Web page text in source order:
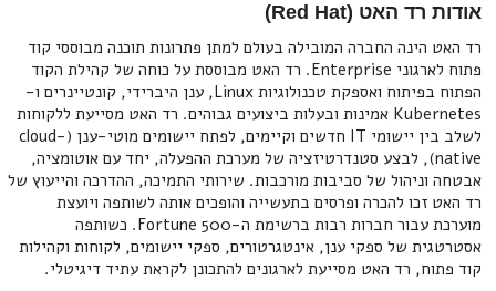
אודות רד האט (Red Hat)
רד האט הינה החברה המובילה בעולם למתן פתרונות תוכנה מבוססי קוד
פתוח לארגוני Enterprise. רד האט מבוססת על כוחה של קהילת הקוד
הפתוח בפיתוח ואספקת טכנולוגיות Linux, ענן היברידי, קונטיינרים ו-
Kubernetes אמינות ובעלות ביצועים גבוהים. רד האט מסייעת ללקוחות
לשלב בין יישומי IT חדשים וקיימים, לפתח יישומים מוטי-ענן (cloud-
native), לבצע סטנדרטיזציה של מערכת ההפעלה, יחד עם אוטומציה,
אבטחה וניהול של סביבות מורכבות. שירותי התמיכה, ההדרכה והייעוץ של
רד האט זכו להכרה ופרסים בתעשייה והופכים אותה לשותפה ויועצת
מוערכת עבור חברות רבות ברשימת ה-Fortune 500. כשותפה
אסטרטגית של ספקי ענן, אינטגרטורים, ספקי יישומים, לקוחות וקהילות
קוד פתוח, רד האט מסייעת לארגונים להתכונן לקראת עתיד דיגיטלי.